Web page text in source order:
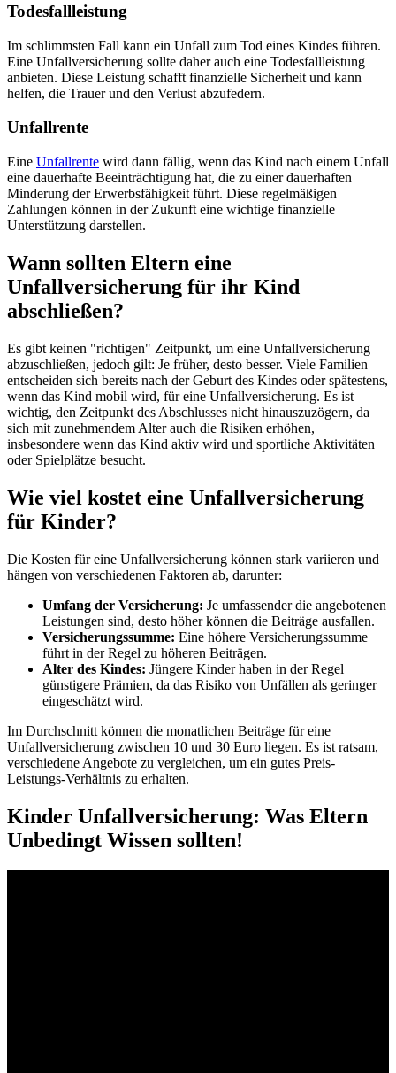
Todesfallleistung
Im schlimmsten Fall kann ein Unfall zum Tod eines Kindes führen.
Eine Unfallversicherung sollte daher auch eine Todesfallleistung
anbieten. Diese Leistung schafft finanzielle Sicherheit und kann
helfen, die Trauer und den Verlust abzufedern.
Unfallrente
Eine Unfallrente wird dann fällig, wenn das Kind nach einem Unfall
eine dauerhafte Beeinträchtigung hat, die zu einer dauerhaften
Minderung der Erwerbsfähigkeit führt. Diese regelmäßigen
Zahlungen können in der Zukunft eine wichtige finanzielle
Unterstützung darstellen.
Wann sollten Eltern eine
Unfallversicherung für ihr Kind
abschließen?
Es gibt keinen "richtigen" Zeitpunkt, um eine Unfallversicherung
abzuschließen, jedoch gilt: Je früher, desto besser. Viele Familien
entscheiden sich bereits nach der Geburt des Kindes oder spätestens,
wenn das Kind mobil wird, für eine Unfallversicherung. Es ist
wichtig, den Zeitpunkt des Abschlusses nicht hinauszuzögern, da
sich mit zunehmendem Alter auch die Risiken erhöhen,
insbesondere wenn das Kind aktiv wird und sportliche Aktivitäten
oder Spielplätze besucht.
Wie viel kostet eine Unfallversicherung
für Kinder?
Die Kosten für eine Unfallversicherung können stark variieren und
hängen von verschiedenen Faktoren ab, darunter:
Umfang der Versicherung: Je umfassender die angebotenen
Leistungen sind, desto höher können die Beiträge ausfallen.
Versicherungssumme: Eine höhere Versicherungssumme
führt in der Regel zu höheren Beiträgen.
Alter des Kindes: Jüngere Kinder haben in der Regel
günstigere Prämien, da das Risiko von Unfällen als geringer
eingeschätzt wird.
Im Durchschnitt können die monatlichen Beiträge für eine
Unfallversicherung zwischen 10 und 30 Euro liegen. Es ist ratsam,
verschiedene Angebote zu vergleichen, um ein gutes Preis-
Leistungs-Verhältnis zu erhalten.
Kinder Unfallversicherung: Was Eltern
Unbedingt Wissen sollten!